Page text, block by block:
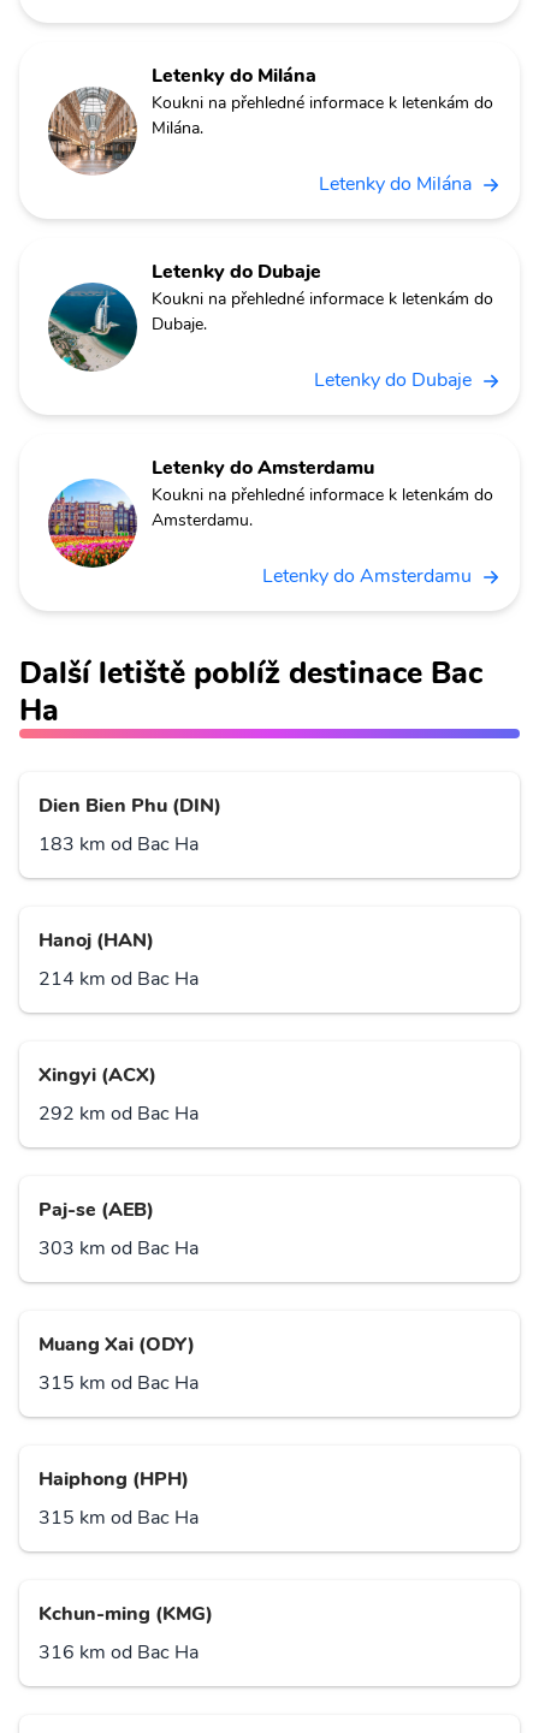
Letenky do Milána
Koukni na přehledné informace k letenkám do
Milána.
Letenky do Milána
Letenky do Dubaje
Koukni na přehledné informace k letenkám do
Dubaje.
Letenky do Dubaje
Letenky do Amsterdamu
Koukni na přehledné informace k letenkám do
Amsterdamu.
Letenky do Amsterdamu
Další letiště poblíž destinace Bac
Ha
Dien Bien Phu (DIN)
183 km od Bac Ha
Hanoj (HAN)
214 km od Bac Ha
Xingyi (ACX)
292 km od Bac Ha
Paj-se (AEB)
303 km od Bac Ha
Muang Xai (ODY)
315 km od Bac Ha
Haiphong (HPH)
315 km od Bac Ha
Kchun-ming (KMG)
316 km od Bac Ha